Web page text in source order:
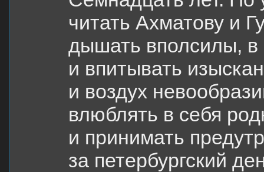
читать Ахматову и
дышать вполсилы, в
и впитывать
и воздух
влюблять в себя
и принимать
за петербургский